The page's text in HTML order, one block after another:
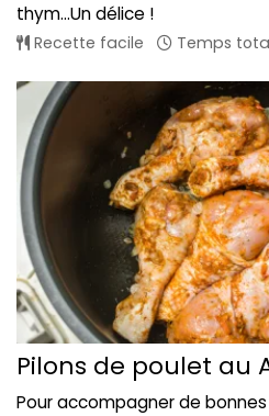
thym...Un délice !
Recette facile Temps
Pilons de poulet au
Pour accompagner de